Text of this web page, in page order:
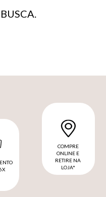
COMPRE
ONLINE E
RETIRE NA
LOJA*